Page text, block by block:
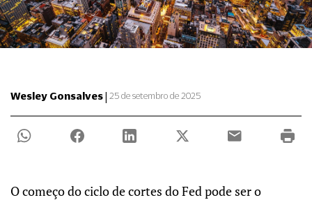
Wesley Gonsalves| 25 de setembro de 2025
O começo do ciclo de cortes do Fed pode ser o